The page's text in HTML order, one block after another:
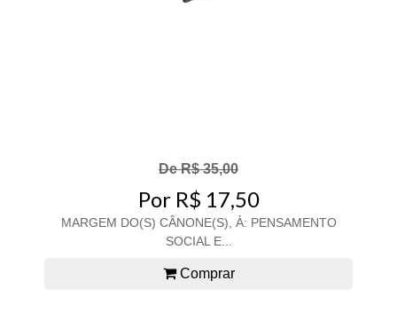
De R$ 35,00
Por R$ 17,50
MARGEM DO(S) CÂNONE(S), À: PENSAMENTO
SOCIAL E...
Comprar